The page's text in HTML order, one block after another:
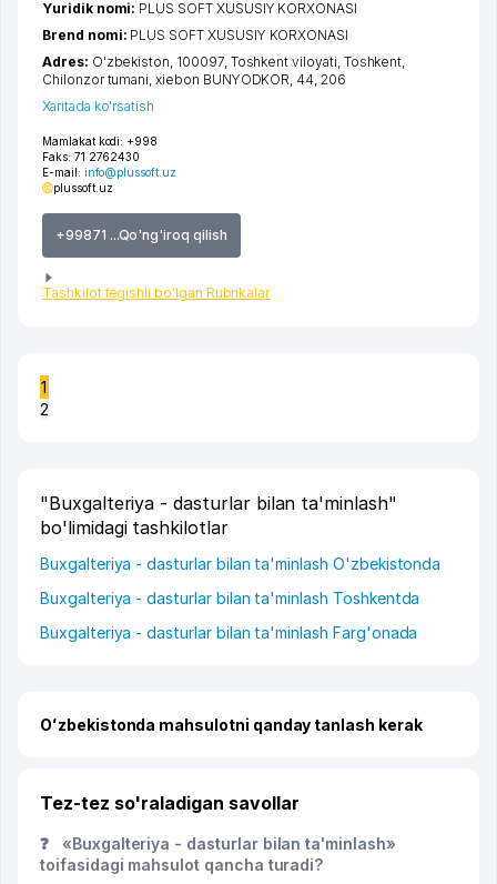
Mamlakat kodi: +998
Faks: 71 2762430
E-mail: info@plussoft.uz
plussoft.uz
+99871 ...Qo'ng'iroq qilish
Tashkilot tegishli bo'lgan Rubrikalar
Yuridik nomi: PLUS SOFT XUSUSIY KORXONASI
Brend nomi: PLUS SOFT XUSUSIY KORXONASI
Adres: O'zbekiston, 100097, Toshkent viloyati, Toshkent,
Chilonzor tumani,xiеbon BUNYODKOR, 44, 206
Xaritada ko'rsatish
1
2
"Buxgalteriya - dasturlar bilan ta'minlash"
bo'limidagi tashkilotlar
Buxgalteriya - dasturlar bilan ta'minlash O'zbekistonda
Buxgalteriya - dasturlar bilan ta'minlash Toshkentda
Buxgalteriya - dasturlar bilan ta'minlash Farg'onada
Oʻzbekistonda mahsulotni qanday tanlash kerak
Tez-tez so'raladigan savollar
❓
«Buxgalteriya - dasturlar bilan ta'minlash»
toifasidagi mahsulot qancha turadi?